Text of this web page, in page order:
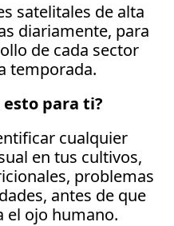
satelitales de alta
diariamente, para
de cada sector
temporada.
para ti?
cualquier
en tus cultivos,
problemas
antes de que
el ojo humano.